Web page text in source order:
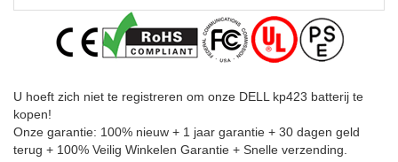
U hoeft zich niet te registreren om onze DELL kp423 batterij te
kopen!
Onze garantie: 100% nieuw + 1 jaar garantie + 30 dagen geld
terug + 100% Veilig Winkelen Garantie + Snelle verzending.